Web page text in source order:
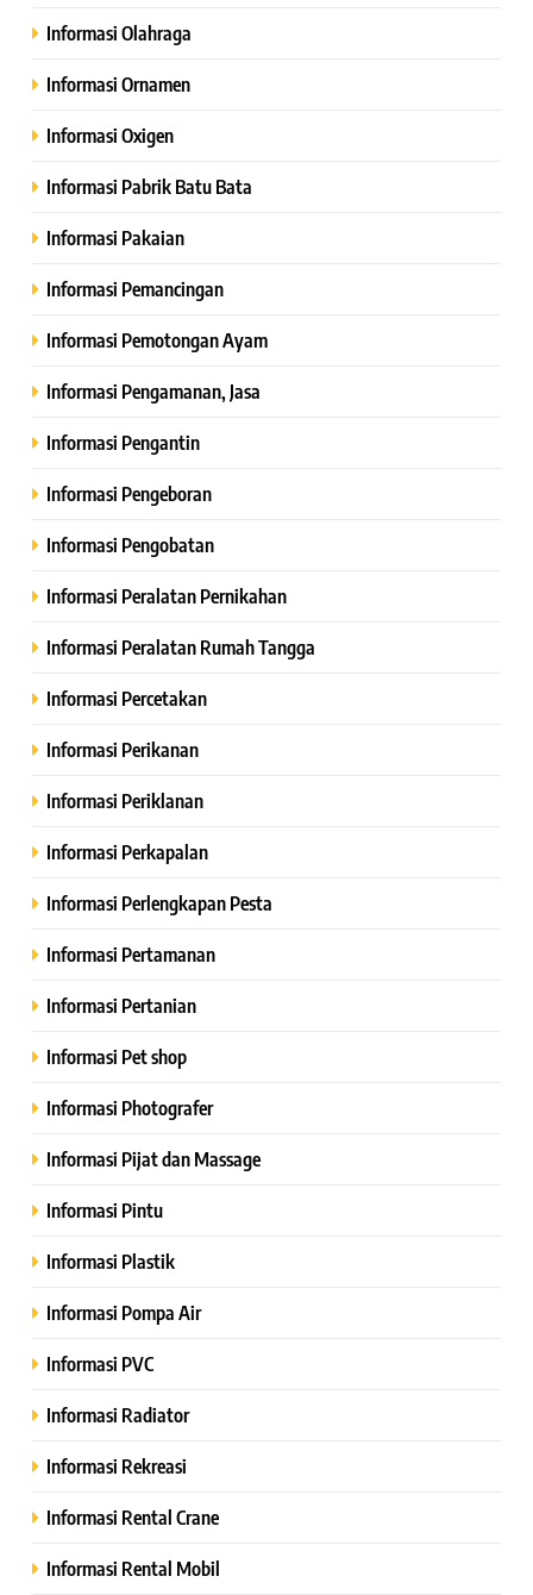
Informasi Olahraga
Informasi Ornamen
Informasi Oxigen
Informasi Pabrik Batu Bata
Informasi Pakaian
Informasi Pemancingan
Informasi Pemotongan Ayam
Informasi Pengamanan, Jasa
Informasi Pengantin
Informasi Pengeboran
Informasi Pengobatan
Informasi Peralatan Pernikahan
Informasi Peralatan Rumah Tangga
Informasi Percetakan
Informasi Perikanan
Informasi Periklanan
Informasi Perkapalan
Informasi Perlengkapan Pesta
Informasi Pertamanan
Informasi Pertanian
Informasi Pet shop
Informasi Photografer
Informasi Pijat dan Massage
Informasi Pintu
Informasi Plastik
Informasi Pompa Air
Informasi PVC
Informasi Radiator
Informasi Rekreasi
Informasi Rental Crane
Informasi Rental Mobil